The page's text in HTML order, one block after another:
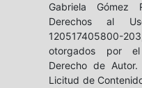
Gabriela Gómez
Derechos al
120517405800-
otorgados por
Derecho de
Licitud de